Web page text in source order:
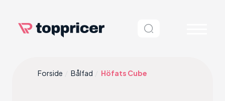
Forside Bålfad Höfats Cube